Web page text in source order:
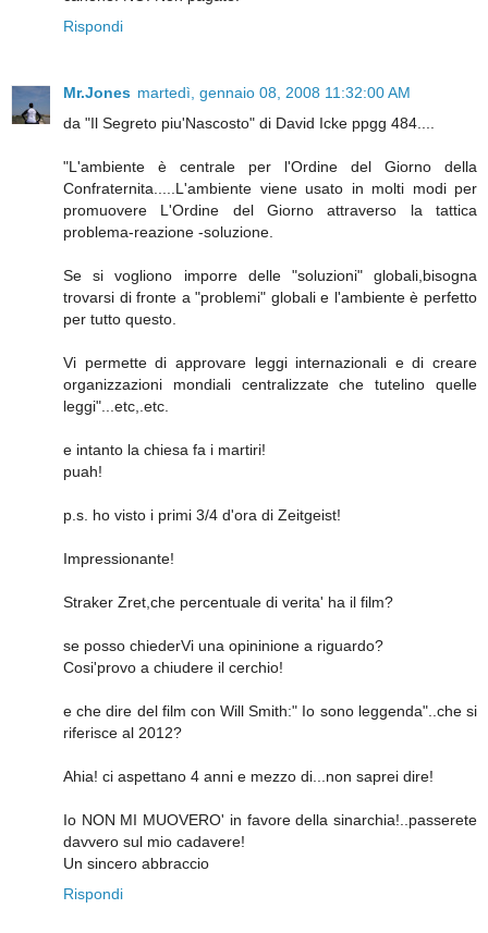
Rispondi
Mr.Jones martedì, gennaio 08, 2008 11:32:00 AM
da "Il Segreto piu'Nascosto" di David Icke ppgg 484....
"L'ambiente è centrale per l'Ordine del Giorno della
Confraternita.....L'ambiente viene usato in molti modi per
promuovere L'Ordine del Giorno attraverso la tattica
problema-reazione -soluzione.
Se si vogliono imporre delle "soluzioni" globali,bisogna
trovarsi di fronte a "problemi" globali e l'ambiente è perfetto
per tutto questo.
Vi permette di approvare leggi internazionali e di creare
organizzazioni mondiali centralizzate che tutelino quelle
leggi"...etc,.etc.
e intanto la chiesa fa i martiri!
puah!
p.s. ho visto i primi 3/4 d'ora di Zeitgeist!
Impressionante!
Straker Zret,che percentuale di verita' ha il film?
se posso chiederVi una opininione a riguardo?
Cosi'provo a chiudere il cerchio!
e che dire del film con Will Smith:" Io sono leggenda"..che si
riferisce al 2012?
Ahia! ci aspettano 4 anni e mezzo di...non saprei dire!
Io NON MI MUOVERO' in favore della sinarchia!..passerete
davvero sul mio cadavere!
Un sincero abbraccio
Rispondi